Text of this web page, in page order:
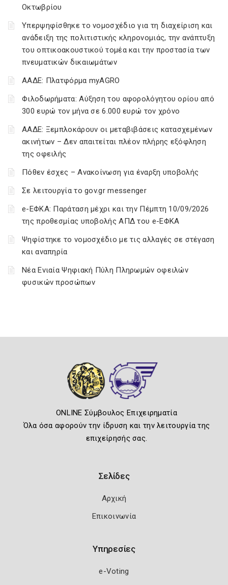
Οκτωβρίου
Υπερψηφίσθηκε το νομοσχέδιο για τη διαχείριση και
ανάδειξη της πολιτιστικής κληρονομιάς, την ανάπτυξη
του οπτικοακουστικού τομέα και την προστασία των
πνευματικών δικαιωμάτων
ΑΑΔΕ: Πλατφόρμα myAGRO
Φιλοδωρήματα: Αύξηση του αφορολόγητου ορίου από
300 ευρώ τον μήνα σε 6.000 ευρώ τον χρόνο
ΑΑΔΕ: Ξεμπλοκάρουν οι μεταβιβάσεις κατασχεμένων
ακινήτων – Δεν απαιτείται πλέον πλήρης εξόφληση
της οφειλής
Πόθεν έσχες – Ανακοίνωση για έναρξη υποβολής
Σε λειτουργία το gov.gr messenger
e-ΕΦΚΑ: Παράταση μέχρι και την Πέμπτη 10/09/2026
της προθεσμίας υποβολής ΑΠΔ του e-ΕΦΚΑ
Ψηφίστηκε το νομοσχέδιο με τις αλλαγές σε στέγαση
και αναπηρία
Νέα Ενιαία Ψηφιακή Πύλη Πληρωμών οφειλών
φυσικών προσώπων
ONLINE Σύμβουλος Επιχειρηματία
Όλα όσα αφορούν την ίδρυση και την λειτουργία της
επιχείρησής σας.
Σελίδες
Αρχική
Επικοινωνία
Υπηρεσίες
e-Voting